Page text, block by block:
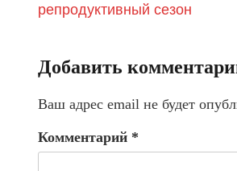
репродуктивный сезон
Добавить
Ваш адрес email не будет
Комментарий *